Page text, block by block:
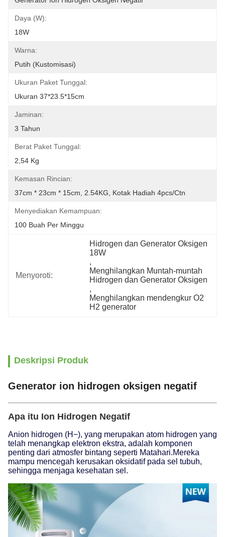
Daya (W):
18W
Warna:
Putih (Kustomisasi)
Ukuran Paket Tunggal:
Ukuran 37*23.5*15cm
Jaminan:
3 Tahun
Berat Paket Tunggal:
2,54 Kg
Kemasan Rincian:
37cm * 23cm * 15cm, 2.54KG, Kotak Hadiah 4pcs/ctn
Menyediakan Kemampuan:
100 Buah Per Minggu
Menyoroti:
Hidrogen dan Generator Oksigen
18W
,
Menghilangkan Muntah-muntah
Hidrogen dan Generator Oksigen
,
Menghilangkan mendengkur O2
H2 generator
Deskripsi Produk
Generator ion hidrogen oksigen negatif
Apa itu Ion Hidrogen Negatif
Anion hidrogen (H−), yang merupakan atom hidrogen yang
telah menangkap elektron ekstra, adalah komponen
penting dari atmosfer bintang seperti Matahari.Mereka
mampu mencegah kerusakan oksidatif pada sel tubuh,
sehingga menjaga kesehatan sel.